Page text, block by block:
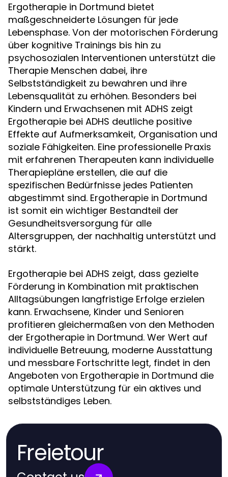
Ergotherapie in Dortmund bietet
maßgeschneiderte Lösungen für jede
Lebensphase. Von der motorischen Förderung
über kognitive Trainings bis hin zu
psychosozialen Interventionen unterstützt die
Therapie Menschen dabei, ihre
Selbstständigkeit zu bewahren und ihre
Lebensqualität zu erhöhen. Besonders bei
Kindern und Erwachsenen mit ADHS zeigt
Ergotherapie bei ADHS deutliche positive
Effekte auf Aufmerksamkeit, Organisation und
soziale Fähigkeiten. Eine professionelle Praxis
mit erfahrenen Therapeuten kann individuelle
Therapiepläne erstellen, die auf die
spezifischen Bedürfnisse jedes Patienten
abgestimmt sind. Ergotherapie in Dortmund
ist somit ein wichtiger Bestandteil der
Gesundheitsversorgung für alle
Altersgruppen, der nachhaltig unterstützt und
stärkt.
Ergotherapie bei ADHS zeigt, dass gezielte
Förderung in Kombination mit praktischen
Alltagsübungen langfristige Erfolge erzielen
kann. Erwachsene, Kinder und Senioren
profitieren gleichermaßen von den Methoden
der Ergotherapie in Dortmund. Wer Wert auf
individuelle Betreuung, moderne Ausstattung
und messbare Fortschritte legt, findet in den
Angeboten von Ergotherapie in Dortmund die
optimale Unterstützung für ein aktives und
selbstständiges Leben.
Freietour